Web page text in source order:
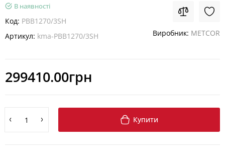
В наявності
Код: PBB1270/3SH
Артикул: kma-PBB1270/3SH Виробник: METCOR
299410.00грн
Купити